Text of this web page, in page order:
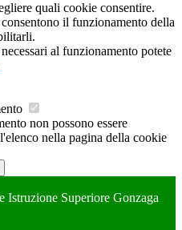
quali cookie consentire.
il funzionamento della
al funzionamento potete
non possono essere
nella pagina della cookie
Istruzione Superiore Gonzaga